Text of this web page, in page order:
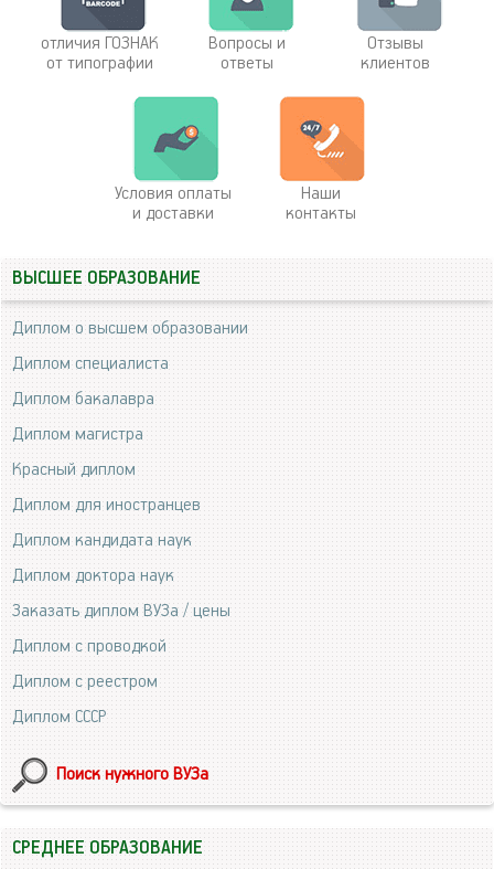
отличия ГОЗНАК
от типографии
Вопросы и
ответы
Отзывы
клиентов
Условия оплаты
и доставки
Наши
контакты
ВЫСШЕЕ ОБРАЗОВАНИЕ
Диплом о высшем образовании
Диплом специалиста
Диплом бакалавра
Диплом магистра
Красный диплом
Диплом для иностранцев
Диплом кандидата наук
Диплом доктора наук
Заказать диплом ВУЗа / цены
Диплом с проводкой
Диплом с реестром
Диплом СССР
Поиск нужного ВУЗа
СРЕДНЕЕ ОБРАЗОВАНИЕ